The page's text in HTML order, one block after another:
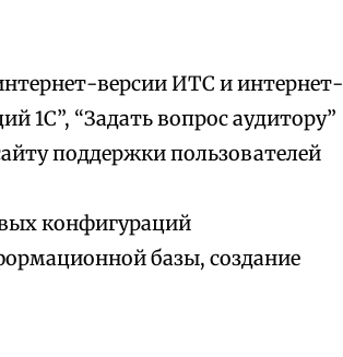
версии ИТС и интернет-
1С”, “Задать вопрос аудитору”
поддержки пользователей
конфигураций
базы, создание